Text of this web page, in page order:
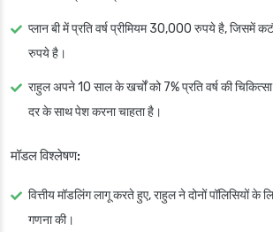
प्लान बी में प्रति वर्ष प्रीमियम 30,000 रुपये है, जिसमें
रुपये है।
राहुल अपने 10 साल के खर्चों को 7% प्रति वर्ष की
दर के साथ पेश करना चाहता है।
मॉडल विश्लेषण:
वित्तीय मॉडलिंग लागू करते हुए, राहुल ने दोनों पॉलिसियों के
गणना की।